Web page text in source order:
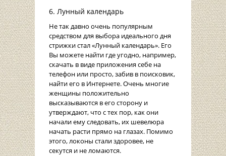
6. Лунный календарь
Не так давно очень популярным
средством для выбора идеального дня
стрижки стал «Лунный календарь». Его
Вы можете найти где угодно, например,
скачать в виде приложения себе на
телефон или просто, забив в поисковик,
найти его в Интернете. Очень многие
женщины положительно
высказываются в его сторону и
утверждают, что с тех пор, как они
начали ему следовать, их шевелюра
начать расти прямо на глазах. Помимо
этого, локоны стали здоровее, не
секутся и не ломаются.